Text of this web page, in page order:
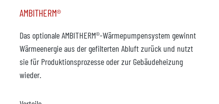
AMBITHERM®
Das optionale AMBITHERM®-Wärmepumpensystem gewinnt
Wärmeenergie aus der gefilterten Abluft zurück und nutzt
sie für Produktionsprozesse oder zur Gebäudeheizung
wieder.